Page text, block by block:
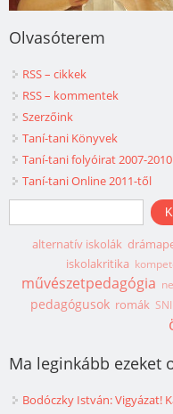
Olvasóterem
RSS – cikkek
RSS – kommentek
Szerzőink
Taní-tani Könyvek
Taní-tani folyóirat 2007-2010
Taní-tani Online 2011-től
Keresés űrlap
Keresés
alternatív iskolák
iskolakritika
művészetpedagógia
pedagógusok romák SNI
Ma leginkább ezeket
Bodóczky István: Vigyázat!